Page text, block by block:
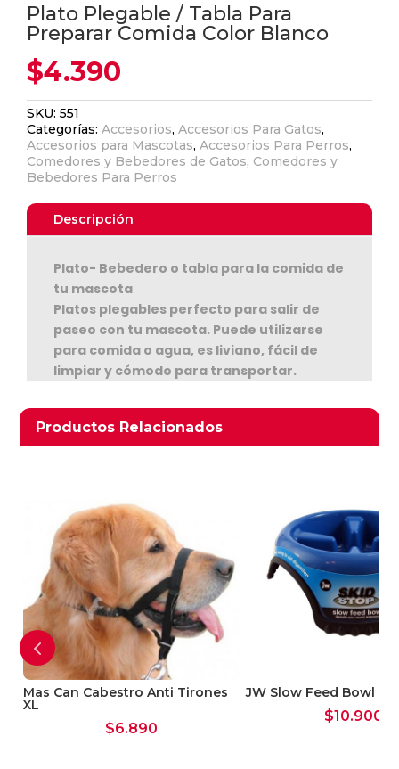
Ver Carrito
Plato Plegable / Tabla Para
Preparar Comida Color Blanco
$4.390
SKU:551
Categorías:Accesorios,Accesorios Para Gatos,
Accesorios para Mascotas,Accesorios Para Perros,
Comedores y Bebedores de Gatos, Comedores y
Bebedores Para Perros
Descripción
Plato- Bebedero o tabla para la comida de
tu mascota
Platos plegables perfecto para salir de
paseo con tu mascota. Puede utilizarse
para comida o agua, es liviano, fácil de
limpiar y cómodo para transportar.
cortar y preparar la comida de tu perro.
Hecho de material lavable, de secado
rápido.
cm. / Alto 0,6 cm
Productos Relacionados
Productos relacionados
Mas Can Cabestro Anti Tirones
XL
$6.890
JW Slow Feed Bowl
$10.900